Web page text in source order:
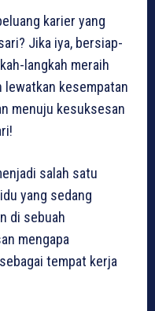
karier yang
Jika iya, bersiap-
langkah meraih
lewatkan kesempatan
menuju kesuksesan
salah satu
yang sedang
di sebuah
mengapa
tempat kerja